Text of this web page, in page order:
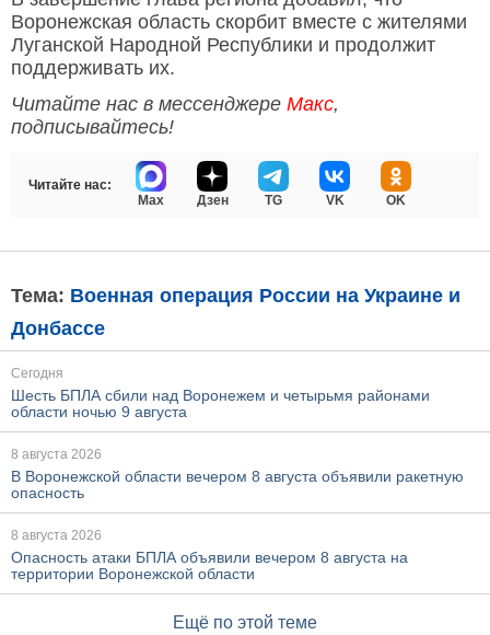
Воронежская область скорбит вместе с жителями
Луганской Народной Республики и продолжит
поддерживать их.
Читайте нас в мессенджере Макс,
подписывайтесь!
Читайте нас:
Max
Дзен TG VK OK
Тема: Военная операция России на Украине и
Донбассе
Сегодня
Шесть БПЛА сбили над Воронежем и четырьмя районами
области ночью 9 августа
8 августа 2026
В Воронежской области вечером 8 августа объявили ракетную
опасность
8 августа 2026
Опасность атаки БПЛА объявили вечером 8 августа на
территории Воронежской области
Ещё по этой теме